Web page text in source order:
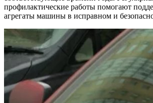
профилактические работы помогают
агрегаты машины в исправном и